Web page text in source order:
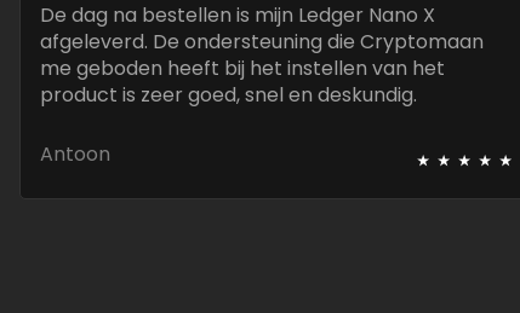
De dag na bestellen is mijn Ledger Nano X
afgeleverd. De ondersteuning die Cryptomaan
me geboden heeft bij het instellen van het
product is zeer goed, snel en deskundig.
Antoon ⭑ ⭑ ⭑ ⭑ ⭑